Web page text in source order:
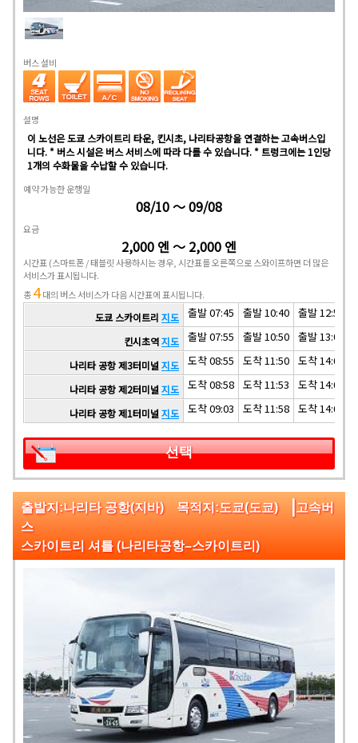
버스 설비
설명
이 노선은 도쿄 스카이트리 타운, 킨시초, 나리타공항을 연결하는 고속버스입
니다. * 버스 시설은 버스 서비스에 따라 다를 수 있습니다. * 트렁크에는 1인당
1개의 수화물을 수납할 수 있습니다.
예약 가능한 운행일
08/10 ～ 09/08
요금
2,000 엔 ～ 2,000 엔
시간표 (스마트폰 / 태블릿 사용하시는 경우, 시간표를 오른쪽으로 스와이프하면 더 많은
서비스가 표시됩니다.
총4대의 버스 서비스가 다음 시간표에 표시됩니다.
도쿄 스카이트리 지도 출발 07:45 출발 10:40 출발 12:50
킨시초역지도 출발 07:55 출발 10:50 출발 13:00
나리타 공항 제3터미널 지도 도착 08:55 도착 11:50 도착 14:00
나리타 공항 제2터미널 지도 도착 08:58 도착 11:53 도착 14:03
나리타 공항 제1터미널 지도 도착 09:03 도착 11:58 도착 14:08
선택
출발지:나리타 공항(지바) 목적지:도쿄(도쿄) |고속버
스
스카이트리 셔틀 (나리타공항–스카이트리)